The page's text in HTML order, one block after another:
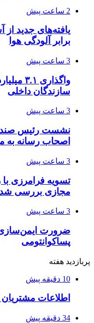
2 ساعت پیش
یافته‌های جدید از
برابر آلودگی هوا
3 ساعت پیش
سازندگان داخلی
3 ساعت پیش
نشست رئیس
اصحاب رسانه به
3 ساعت پیش
تسویه فرامرزی
مجازی بررسی شد
3 ساعت پیش
ضرورت ایمن‌سازی
پساکوانتومی
پربازدید هفته
10 دقیقه پیش
اطلاعات
34 دقیقه پیش